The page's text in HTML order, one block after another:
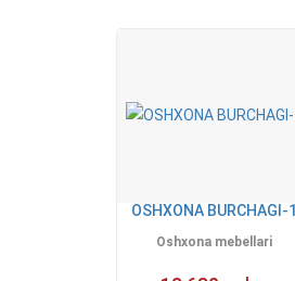
OSHXONA BURCHAGI-1
Oshxona mebellari